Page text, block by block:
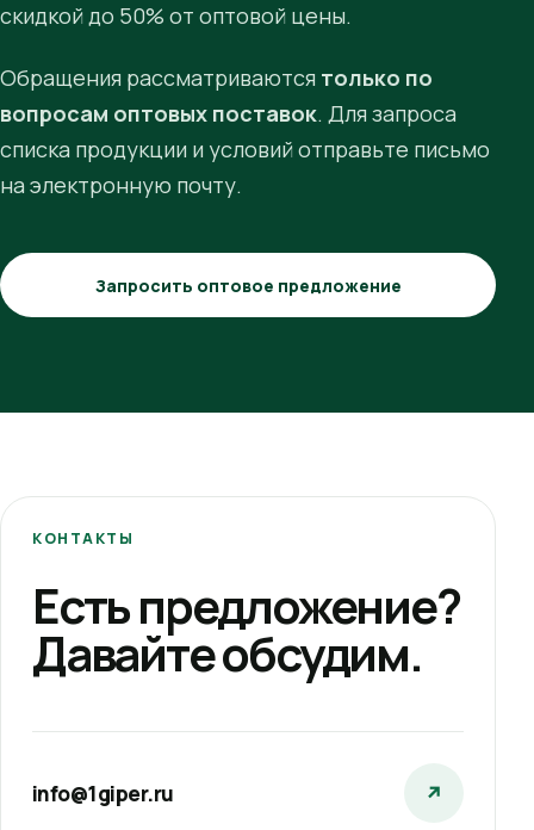
скидкой до 50% от оптовой цены.
Обращения рассматриваются только по
вопросам оптовых поставок. Для запроса
списка продукции и условий отправьте письмо
на электронную почту.
Запросить оптовое предложение
КОНТАКТЫ
Есть предложение?
Давайте обсудим.
info@1giper.ru ↗